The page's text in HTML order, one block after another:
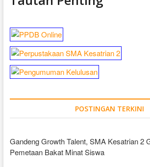
POSTINGAN TERKINI
Gandeng Growth Talent, SMA Kesatrian 2
Pemetaan Bakat Minat Siswa